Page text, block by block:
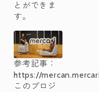
とができま
す。
参考記事：
https://
このプロジ